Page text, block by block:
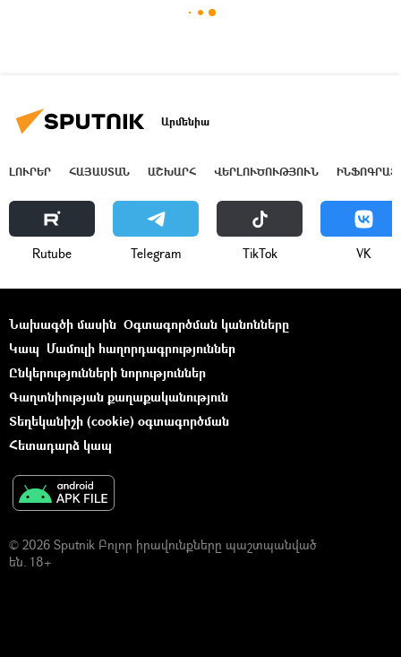
Արմենիա
ԼՈՒՐԵՐ ՀԱՅԱՍՏԱՆ ԱՇԽԱՐՀ ՎԵՐԼՈՒԾՈՒԹՅՈՒՆ
Rutube Telegram ТikТоk VK
Նախագծի մասին Օգտագործման կանոնները
Կապ Մամուլի հաղորդագրություններ
Ընկերությունների նորություններ
Գաղտնիության քաղաքականություն
Տեղեկանիշի (cookie) օգտագործման
Հետադարձ կապ
© 2026 Sputnik Բոլոր իրավունքները պաշտպանված
են. 18+